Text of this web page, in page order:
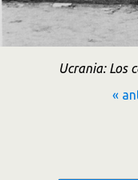
Ucrania: Los
«